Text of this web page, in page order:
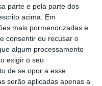
parte e pela parte dos
acima. Em
mais pormenorizadas e
consentir ou recusar o
algum processamento
exigir o seu
de se opor a esse
serão aplicadas apenas a
ferido grave,
à Lusa
18:41, ocorreu
concelho de